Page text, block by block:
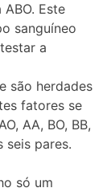
Este
sanguíneo
a
são herdades
fatores se
AA, BO, BB,
seis pares.
só um